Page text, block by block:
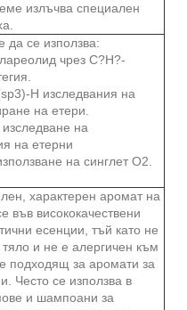
излъчва специален
да се използва:
чрез C?H?-
H изследвания на
на етери.
на
на етерни
на синглет O2.
характерен аромат на
във висококачествени
есенции, тъй като не
и не е алергичен към
подходящ за аромати за
Често се използва в
и шампоани за